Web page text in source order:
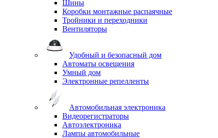
Шины
Коробки монтажные распаячные
Тройники и переходники
Вентиляторы
Удобный и безопасный дом
Автоматы освещения
Умный дом
Электронные репелленты
Автомобильная электроника
Видеорегистраторы
Автоэлектроника
Лампы автомобильные